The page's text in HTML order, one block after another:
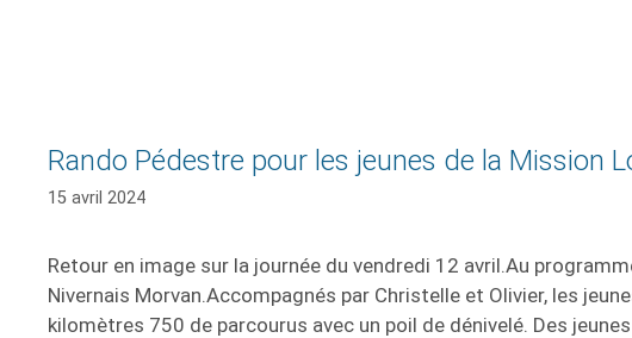
Rando Pédestre pour les jeunes de la Mission
15 avril 2024
Retour en image sur la journée du vendredi 12 avril.Au
Nivernais Morvan.Accompagnés par Christelle et Olivier, les
kilomètres 750 de parcourus avec un poil de dénivelé. Des